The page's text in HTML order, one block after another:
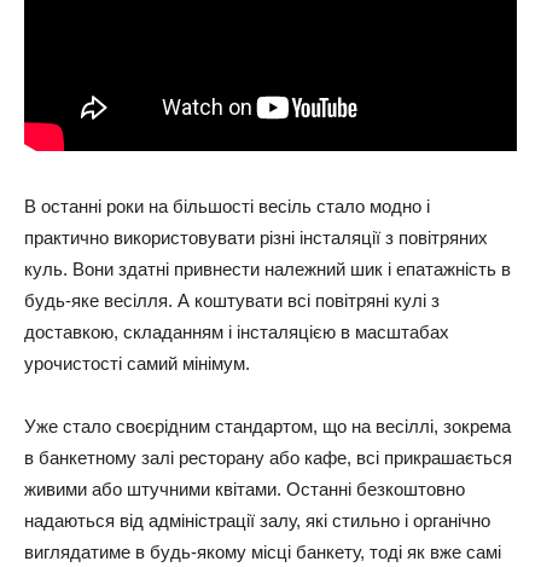
В останні роки на більшості весіль стало модно і
практично використовувати різні інсталяції з повітряних
куль. Вони здатні привнести належний шик і епатажність в
будь-яке весілля. А коштувати всі повітряні кулі з
доставкою, складанням і інсталяцією в масштабах
урочистості самий мінімум.
Уже стало своєрідним стандартом, що на весіллі, зокрема
в банкетному залі ресторану або кафе, всі прикрашається
живими або штучними квітами. Останні безкоштовно
надаються від адміністрації залу, які стильно і органічно
виглядатиме в будь-якому місці банкету, тоді як вже самі